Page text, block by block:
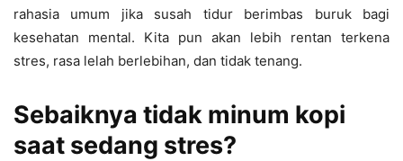
rahasia umum jika susah tidur berimbas buruk bagi
kesehatan mental. Kita pun akan lebih rentan terkena
stres, rasa lelah berlebihan, dan tidak tenang.
Sebaiknya tidak minum kopi
saat sedang stres?